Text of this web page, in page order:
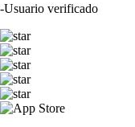
-Usuario verificado